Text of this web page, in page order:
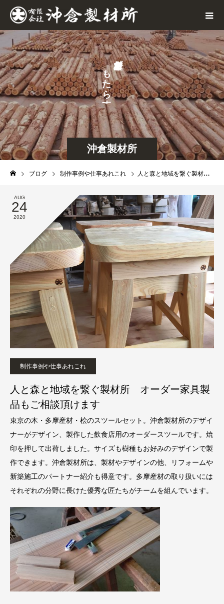
沖倉製材所
が
も
た
ら
す
ブログ 制作事例や仕事あれこれ 人と森と地域を繋ぐ製材所 オーダー家具製品もご相談頂けます
AUG
24
2020
制作事例や仕事あれこれ
人と森と地域を繋ぐ製材所 オーダー家具製
品もご相談頂けます
東京の木・多摩産材・桧のスツールセット。沖倉製材所のデザイ
ナーがデザイン、製作した飲食店用のオーダースツールです。焼
印を押して出荷しました。サイズも樹種もお好みのデザインで製
作できます。沖倉製材所は、製材やデザインの他、リフォームや
新築施工のパートナー紹介も得意です。多摩産材の取り扱いには
それぞれの分野に長けた優秀な匠たちがチームを組んでいます。